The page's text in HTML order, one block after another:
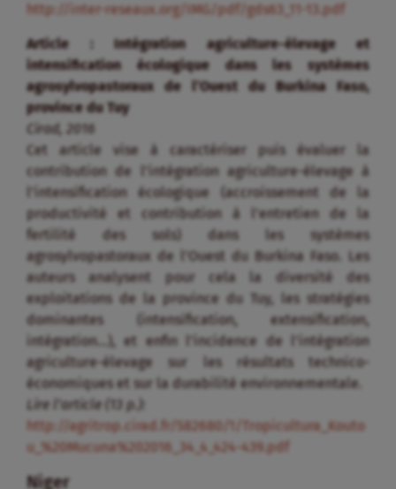
http://inter-reseaux.org/IMG/pdf/gds63_11-13.pdf
Article : Intégration agriculture-élevage et
intensification écologique dans les systèmes
agrosylvopastoraux de l’Ouest du Burkina Faso,
province du Tuy
Cirad, 2016
Cet article vise à caractériser puis évaluer la
contribution de l’intégration agriculture-élevage à
l’intensification écologique (accroissement de la
productivité et contribution à l’entretien de la
fertilité des sols) dans les systèmes
agrosylvopastoraux de l’Ouest du Burkina Faso. Les
auteurs analysent pour cela la diversité des
exploitations de la province du Tuy, les stratégies
dominantes (intensification, extensification,
intégration…), et enfin l’incidence de l’intégration
agriculture-élevage sur les résultats technico-
économiques et sur la durabilité environnementale.
Lire l’article (13 p.):
http://agritrop.cirad.fr/582680/1/Tropicultura_Kouto
u_%20Mucuna%202016_34_4_424-439.pdf
Niger